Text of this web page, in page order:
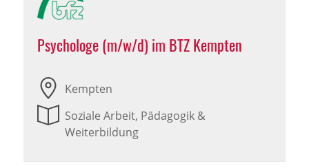
Psychologe (m/w/d) im BTZ Kempten
Kempten
Soziale Arbeit, Pädagogik &
Weiterbildung